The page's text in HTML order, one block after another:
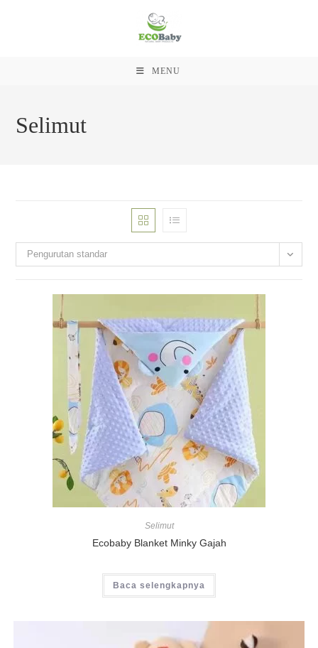
content
MENU
Selimut
Pengurutan standar
Selimut
Ecobaby Blanket Minky Gajah
Baca selengkapnya